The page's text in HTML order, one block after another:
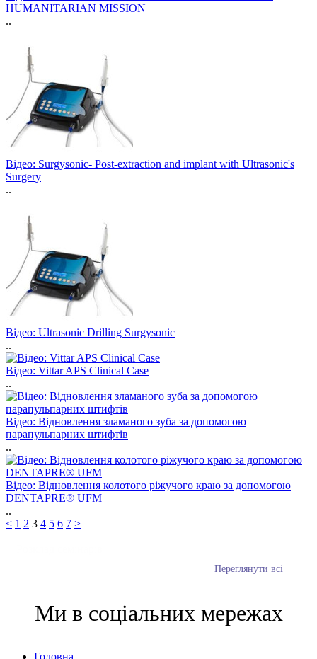
HUMANITARIAN MISSION
..
Відео: Surgysonic- Post-extraction and implant with Ultrasonic's
Surgery
..
Відео: Ultrasonic Drilling Surgysonic
..
Відео: Vittar APS Clinical Case
..
Відео: Відновлення зламаного зуба за допомогою
парапульпарних штифтів
..
Відео: Відновлення колотого ріжучого краю за допомогою
DENTAPRE® UFM
..
< 1 2 3 4 5 6 7 >
Переглянути всі
Ми в соціальних мережах